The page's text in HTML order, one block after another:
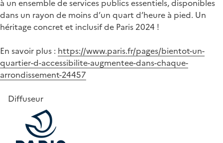
à un ensemble de services publics essentiels, disponibles
dans un rayon de moins d’un quart d’heure à pied. Un
héritage concret et inclusif de Paris 2024 !
En savoir plus : https://www.paris.fr/pages/bientot-un-
quartier-d-accessibilite-augmentee-dans-chaque-
arrondissement-24457
Diffuseur